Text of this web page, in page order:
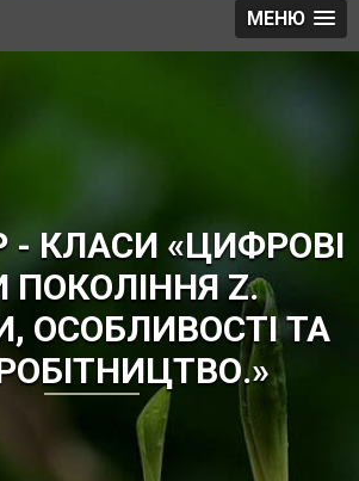
МЕНЮ
КЛАСИ «ЦИФРОВІ
ПОКОЛІННЯ Z.
ОСОБЛИВОСТІ ТА